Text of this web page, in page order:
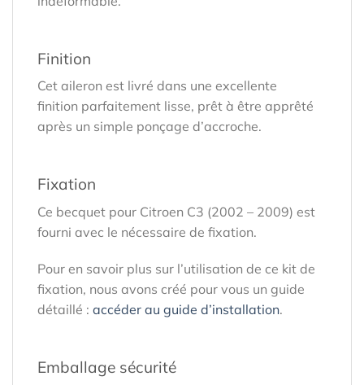
Finition
Cet aileron est livré dans une excellente
finition parfaitement lisse, prêt à être apprêté
après un simple ponçage d’accroche.
Fixation
Ce becquet pour Citroen C3 (2002 – 2009) est
fourni avec le nécessaire de fixation.
Pour en savoir plus sur l’utilisation de ce kit de
fixation, nous avons créé pour vous un guide
détaillé : accéder au guide d’installation.
Emballage sécurité